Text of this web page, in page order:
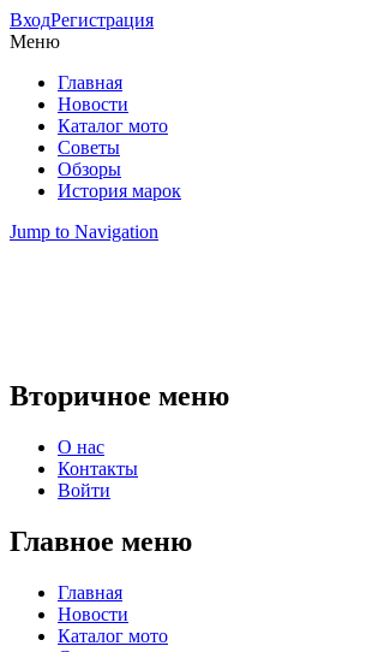
ВходРегистрация
Меню
Главная
Новости
Каталог мото
Советы
Обзоры
История марок
Jump to Navigation
Вторичное меню
О нас
Контакты
Войти
Главное меню
Главная
Новости
Каталог мото